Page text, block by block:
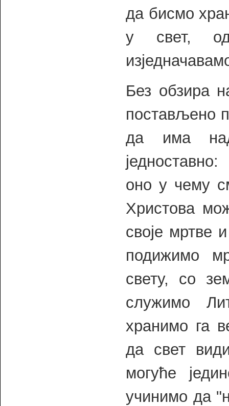
да бисмо
у свет,
Без обзира
постављено
да има
оно у чему
Христова
своје мртве
подижимо
свету, со
служимо
хранимо га
да свет
могуће
учинимо да